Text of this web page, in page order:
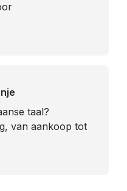
taal?
van aankoop tot